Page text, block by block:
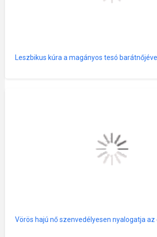
Leszbikus kúra a magányos tesó barátnőjével
Vörös hajú nő szenvedélyesen nyalogatja